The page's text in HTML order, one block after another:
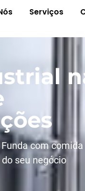
Serviços
com comida
seu negócio